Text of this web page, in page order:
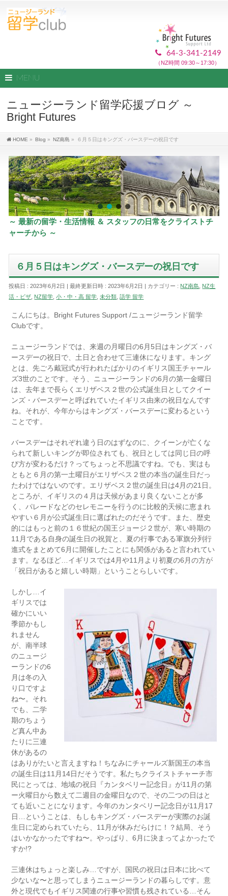
64-3-341-2149
（NZ時間 09:30～17:30）
MENU
ニュージーランド留学応援ブログ ～
Bright Futures
HOME » Blog » NZ南島 » ６月５日はキングズ・バースデーの祝日です
～ 最新の留学・生活情報 ＆ スタッフの日常をクライストチ
ャーチから ～
６月５日はキングズ・バースデーの祝日です
投稿日 : 2023年6月2日 最終更新日時 : 2023年6月2日 カテゴリー : NZ南島
NZ生
活・ビザ NZ留学 ,小・中・高 留学 ,未分類 ,語学 留学
こんにちは。Bright Futures Support /ニュージーランド留学
Clubです。
ニュージーランドでは、来週の月曜日の6月5日はキングズ・バ
ースデーの祝日で、土日と合わせて三連休になります。キング
とは、先ごろ戴冠式が行われたばかりのイギリス国王チャール
ズ3世のことです。そう、ニュージーランドの6月の第一金曜日
は、去年まで長らくエリザベス２世の公式誕生日としてクイー
ンズ・バースデーと呼ばれていたイギリス由来の祝日なんです
ね。それが、今年からはキングズ・バースデーに変わるという
ことです。
バースデーはそれぞれ違う日のはずなのに、クイーンが亡くな
られて新しいキングが即位されても、祝日としては同じ日の呼
び方が変わるだけ？ってちょっと不思議ですね。でも、実はも
ともと６月の第一土曜日がエリザベス２世の本当の誕生日だっ
たわけではないのです。エリザベス２世の誕生日は4月の21日。
ところが、イギリスの４月は天候があまり良くないことが多
く、パレードなどのセレモニーを行うのに比較的天候に恵まれ
やすい６月が公式誕生日に選ばれたのだそうです。また、歴史
的にはもっと前の１６世紀の国王ジョージ２世が、寒い時期の
11月である自身の誕生日の祝賀と、夏の行事である軍旗分列行
進式をまとめて6月に開催したことにも関係があると言われてい
ます。なるほど…イギリスでは4月や11月より初夏の6月の方が
「祝日があると嬉しい時期」ということらしいです。
しかし…イ
ギリスでは
確かにいい
季節かもし
れません
が、南半球
のニュージ
ーランドの6
月は冬の入
り口ですよ
ね〜。それ
でも、二学
期のちょう
ど真ん中あ
たりに三連
休があるの
はありがたいと言えますね！ちなみにチャールズ新国王の本当
の誕生日は11月14日だそうです。私たちクライストチャーチ市
民にとっては、地域の祝日『カンタベリー記念日』が11月の第
ー火曜日から数えて二週目の金曜日なので、その二つの日はと
ても近いことになります。今年のカンタベリー記念日が11月17
日…ということは、もしもキングズ・バースデーが実際のお誕
生日に定められていたら、11月が休みだらけに！？結局、そう
はいかなかったですね〜。やっぱり、6月に決まってよかったで
すか!?
三連休はちょっと楽しみ…ですが、国民の祝日は日本に比べて
少ないな〜と思ってしまうニュージーランドの暮らしです。意
外と現代でもイギリス関連の行事や習慣も残されている…そん